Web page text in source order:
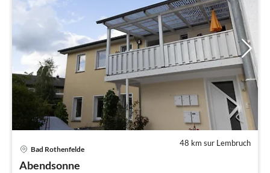
48 km sur Lembruch
Bad Rothenfelde
Abendsonne